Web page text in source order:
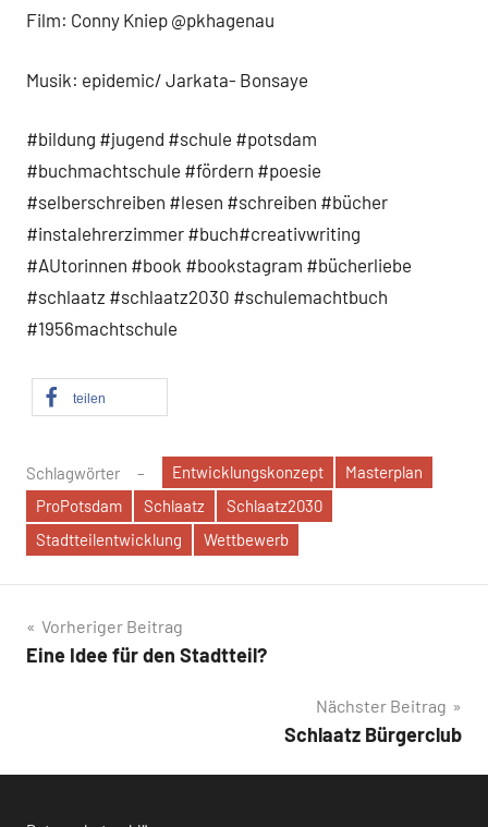
Film: Conny Kniep @pkhagenau
Musik: epidemic/ Jarkata- Bonsaye
#bildung #jugend #schule #potsdam
#buchmachtschule #fördern #poesie
#selberschreiben #lesen #schreiben #bücher
#instalehrerzimmer #buch#creativwriting
#AUtorinnen #book #bookstagram #bücherliebe
#schlaatz #schlaatz2030 #schulemachtbuch
#1956machtschule
teilen
Schlagwörter Entwicklungskonzept
Masterplan
ProPotsdam
Schlaatz
Schlaatz2030
Stadtteilentwicklung
Wettbewerb
Beitragsnavigation
Vorheriger Beitrag
Eine Idee für den Stadtteil?
Nächster Beitrag
Schlaatz Bürgerclub